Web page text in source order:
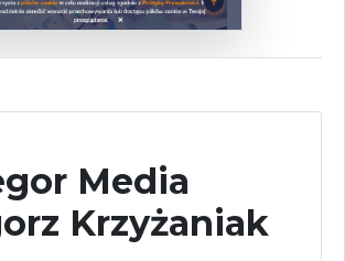
Media
Krzyżaniak